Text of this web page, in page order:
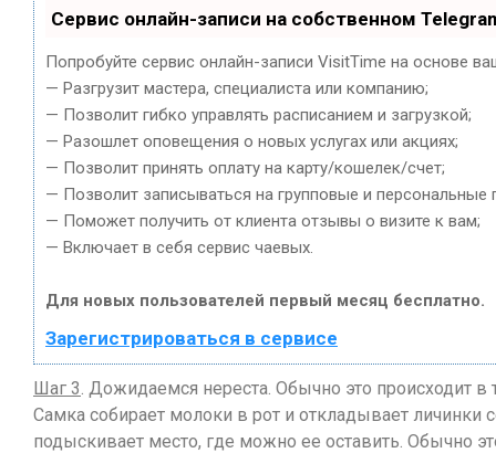
Сервис онлайн-записи на собственном
Попробуйте сервис онлайн-записи VisitTime на основе
— Разгрузит мастера, специалиста или компанию;
— Позволит гибко управлять расписанием и загрузкой;
— Разошлет оповещения о новых услугах или акциях;
— Позволит принять оплату на карту/кошелек/счет;
— Позволит записываться на групповые и персональные
— Поможет получить от клиента отзывы о визите к вам;
— Включает в себя сервис чаевых.
Для новых пользователей первый месяц бесплатно.
Зарегистрироваться в сервисе
Шаг 3. Дожидаемся нереста. Обычно это происходит
Самка собирает молоки в рот и откладывает
подыскивает место, где можно ее оставить. Обычно